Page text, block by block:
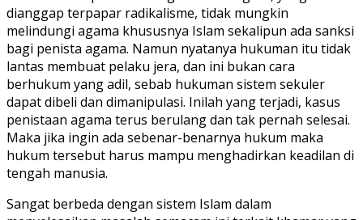
dianggap terpapar radikalisme, tidak mungkin
melindungi agama khususnya Islam sekalipun ada sanksi
bagi penista agama. Namun nyatanya hukuman itu tidak
lantas membuat pelaku jera, dan ini bukan cara
berhukum yang adil, sebab hukuman sistem sekuler
dapat dibeli dan dimanipulasi. Inilah yang terjadi, kasus
penistaan agama terus berulang dan tak pernah selesai.
Maka jika ingin ada sebenar-benarnya hukum maka
hukum tersebut harus mampu menghadirkan keadilan di
tengah manusia.
Sangat berbeda dengan sistem Islam dalam